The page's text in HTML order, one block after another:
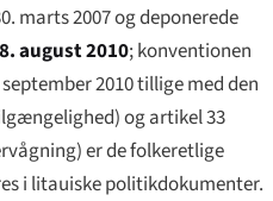
marts 2007 og deponerede
august 2010; konventionen
2010 tillige med den
og artikel 33
er de folkeretlige
i litauiske politikdokumenter.